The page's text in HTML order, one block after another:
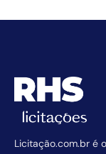
Licitação.com.br é